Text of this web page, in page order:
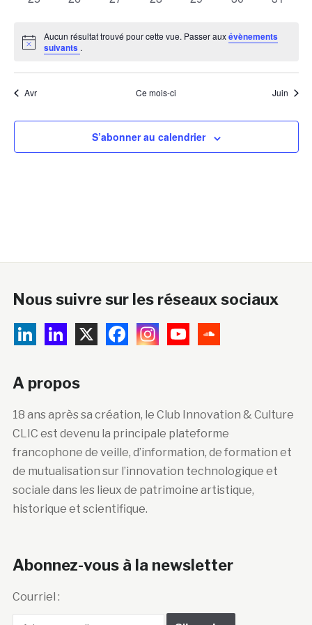
Notice
Aucun résultat trouvé pour cette vue. Passer auxévènements
suivants .
Avr Ce mois-ci Juin
S’abonner au calendrier
Nous suivre sur les réseaux sociaux
A propos
18 ans après sa création, le Club Innovation & Culture
CLIC est devenu la principale plateforme
francophone de veille, d’information, de formation et
de mutualisation sur l’innovation technologique et
sociale dans les lieux de patrimoine artistique,
historique et scientifique.
Abonnez-vous à la newsletter
Courriel :